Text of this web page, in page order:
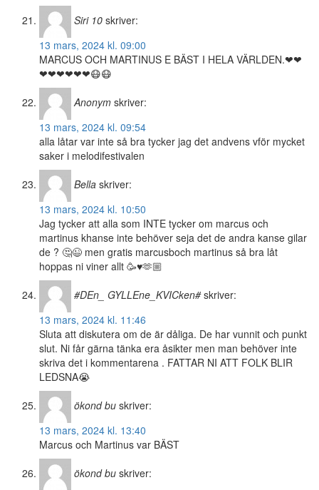
Siri 10 skriver:
13 mars, 2024 kl. 09:00
MARCUS OCH MARTINUS E BÄST I HELA VÄRLDEN.❤❤
❤❤❤❤❤❤😷😷
Anonym skriver:
13 mars, 2024 kl. 09:54
alla låtar var inte så bra tycker jag det andvens vför mycket
saker i melodifestivalen
Bella skriver:
13 mars, 2024 kl. 10:50
Jag tycker att alla som INTE tycker om marcus och
martinus khanse inte behöver seja det de andra kanse gilar
de ? 🤔😉 men gratis marcusboch martinus så bra låt
hoppas ni viner allt 🥳♥️🫶🏼
#DEn_ GYLLEne_KVICken# skriver:
13 mars, 2024 kl. 11:46
Sluta att diskutera om de är dåliga. De har vunnit och punkt
slut. Ni får gärna tänka era åsikter men man behöver inte
skriva det i kommentarena . FATTAR NI ATT FOLK BLIR
LEDSNA😭
ökond bu skriver:
13 mars, 2024 kl. 13:40
Marcus och Martinus var BÄST
ökond bu skriver: